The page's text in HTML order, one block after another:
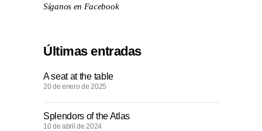
Síganos en Facebook
Últimas entradas
A seat at the table
20 de enero de 2025
Splendors of the Atlas
10 de abril de 2024